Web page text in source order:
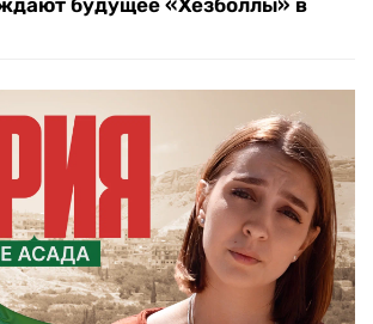
будущее «Хезболлы» в